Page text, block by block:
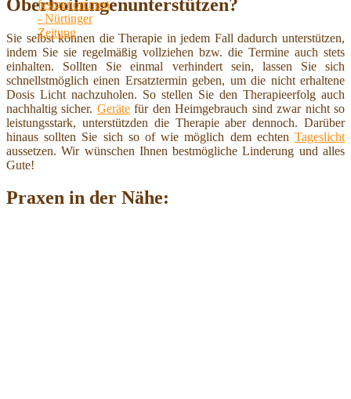
Oberboihingenunterstützen?
Sie selbst können die Therapie in jedem Fall dadurch unterstützen,
indem Sie sie regelmäßig vollziehen bzw. die Termine auch stets
einhalten. Sollten Sie einmal verhindert sein, lassen Sie sich
schnellstmöglich einen Ersatztermin geben, um die nicht erhaltene
Dosis Licht nachzuholen. So stellen Sie den Therapieerfolg auch
nachhaltig sicher. Gerätefür den Heimgebrauch sind zwar nicht so
leistungsstark, unterstützden die Therapie aber dennoch. Darüber
hinaus sollten Sie sich so of wie möglich dem echten Tageslicht
aussetzen. Wir wünschen Ihnen bestmögliche Linderung und alles
Gute!
Praxen in der Nähe: